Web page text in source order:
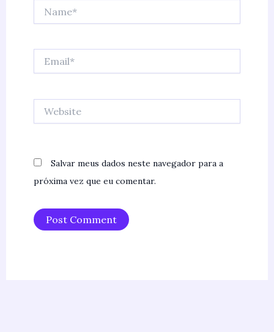
Salvar meus dados neste navegador para a
próxima vez que eu comentar.